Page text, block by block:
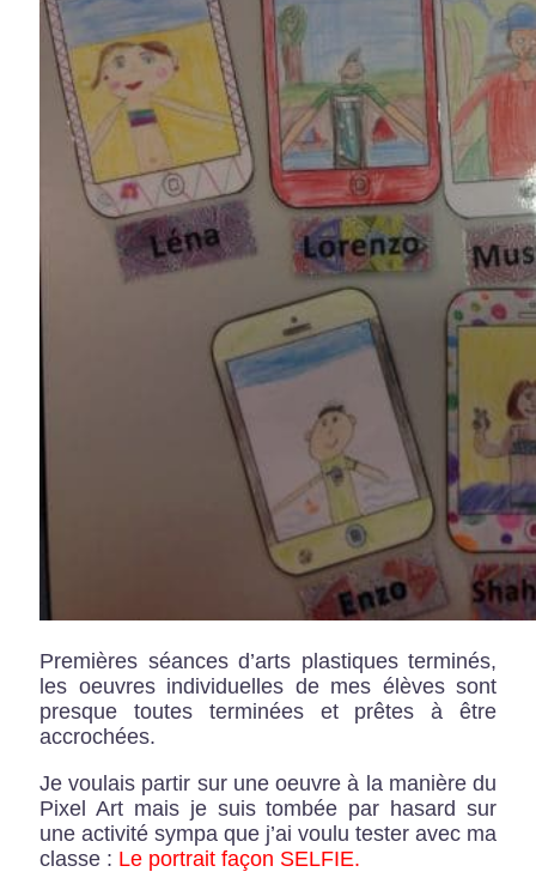
Premières séances d’arts plastiques terminés,
les oeuvres individuelles de mes élèves sont
presque toutes terminées et prêtes à être
accrochées.
Je voulais partir sur une oeuvre à la manière du
Pixel Art mais je suis tombée par hasard sur
une activité sympa que j’ai voulu tester avec ma
classe : Le portrait façon SELFIE.